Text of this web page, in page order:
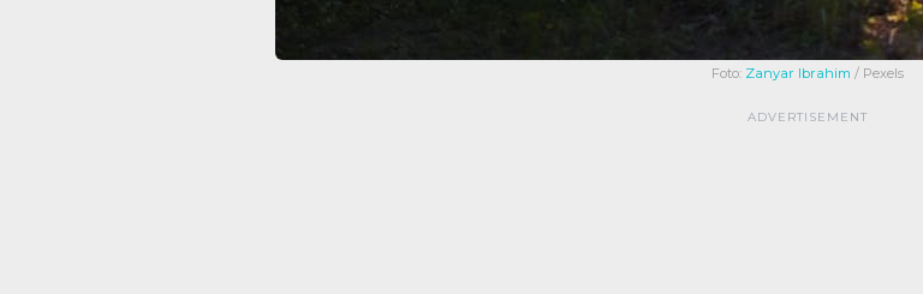
Foto: Zanyar Ibrahim / Pexels